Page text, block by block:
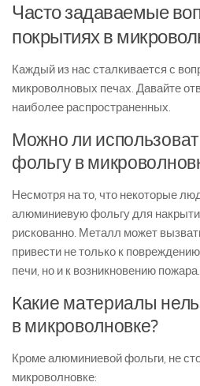
Часто задаваемые
покрытиях в
Каждый из нас сталкивается с
микроволновых печах. Давайте
наиболее распространенных.
Можно ли
фольгу в
Несмотря на то, что некоторые
алюминиевую фольгу для
рискованно. Металл может
привести не только к
печи, но и к возникновению пожара.
Какие материалы
в микроволновке?
Кроме алюминиевой фольги, не
микроволновке: